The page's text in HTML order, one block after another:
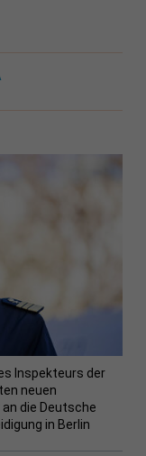
Inspekteurs der
neuen
die Deutsche
in Berlin